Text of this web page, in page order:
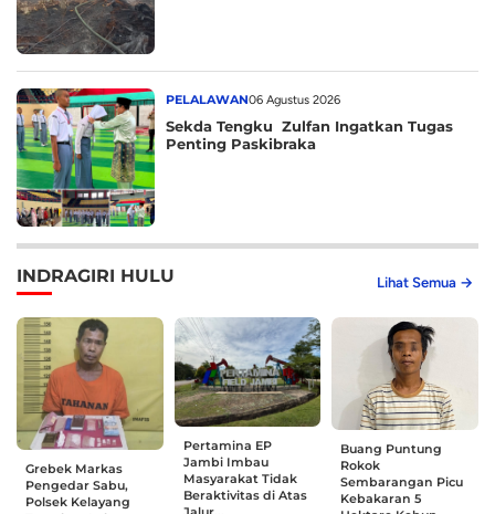
PELALAWAN06 Agustus 2026
Sekda Tengku Zulfan Ingatkan Tugas
Penting Paskibraka
INDRAGIRI HULU Lihat Semua →
Grebek Markas
Pengedar Sabu,
Polsek Kelayang
Pertamina EP
Jambi Imbau
Masyarakat Tidak
Beraktivitas di Atas
Buang Puntung
Rokok
Sembarangan Picu
Kebakaran 5